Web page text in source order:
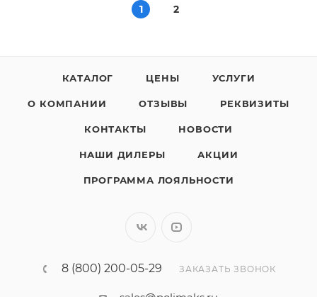
1 2
КАТАЛОГ ЦЕНЫ УСЛУГИ
О КОМПАНИИ ОТЗЫВЫ РЕКВИЗИТЫ
КОНТАКТЫ НОВОСТИ
НАШИ ДИЛЕРЫ АКЦИИ
ПРОГРАММА ЛОЯЛЬНОСТИ
8 (800) 200-05-29 ЗАКАЗАТЬ ЗВОНОК